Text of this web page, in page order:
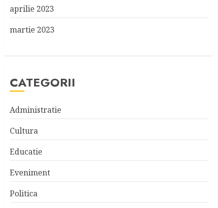
aprilie 2023
martie 2023
CATEGORII
Administratie
Cultura
Educatie
Eveniment
Politica